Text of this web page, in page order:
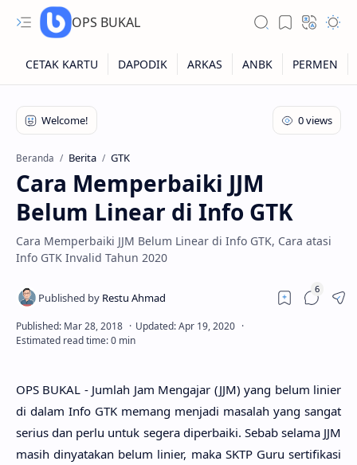
OPS BUKAL
Kartu NUPTK
Kartu NRG
Kartu NISN
Kartu NISN Foto
Kartu NISN Massal
Beranda Berita GTK
Cara Memperbaiki JJM
Belum Linear di Info GTK
Cara Memperbaiki JJM Belum Linear di Info GTK, Cara atasi
Info GTK Invalid Tahun 2020
OPS BUKAL - Jumlah Jam Mengajar (JJM) yang belum linier
di dalam Info GTK memang menjadi masalah yang sangat
serius dan perlu untuk segera diperbaiki. Sebab selama JJM
masih dinyatakan belum linier, maka SKTP Guru sertifikasi